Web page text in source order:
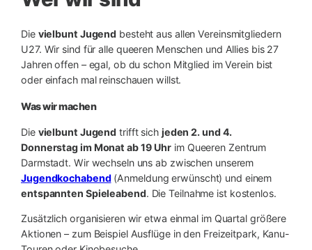
Die vielbunt Jugend besteht aus allen Vereinsmitgliedern
U27. Wir sind für alle queeren Menschen und Allies bis 27
Jahren offen – egal, ob du schon Mitglied im Verein bist
oder einfach mal reinschauen willst.
Was wir machen
Die vielbunt Jugend trifft sich jeden 2. und 4.
Donnerstag im Monat ab 19 Uhr im Queeren Zentrum
Darmstadt. Wir wechseln uns ab zwischen unserem
Jugendkochabend(Anmeldung erwünscht) und einem
entspannten Spieleabend. Die Teilnahme ist kostenlos.
Zusätzlich organisieren wir etwa einmal im Quartal größere
Aktionen – zum Beispiel Ausflüge in den Freizeitpark, Kanu-